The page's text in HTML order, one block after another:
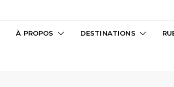
À PROPOS DESTINATIONS